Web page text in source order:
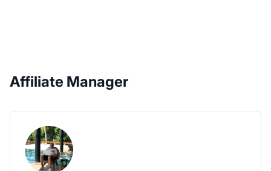
Affiliate Manager